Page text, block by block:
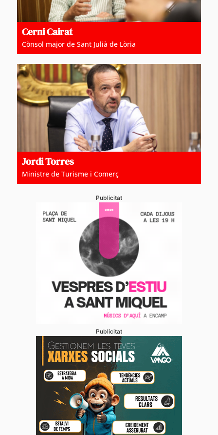
Cerni Cairat
Cònsol major de Sant Julià de Lòria
Jordi Torres
Ministre de Turisme i Comerç
Publicitat
Publicitat